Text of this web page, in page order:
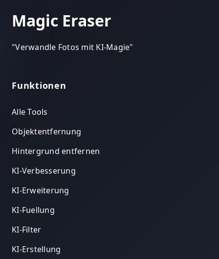
Magic Eraser
"Verwandle Fotos mit KI-Magie"
Funktionen
Alle Tools
Objektentfernung
Hintergrund entfernen
KI-Verbesserung
KI-Erweiterung
KI-Fuellung
KI-Filter
KI-Erstellung